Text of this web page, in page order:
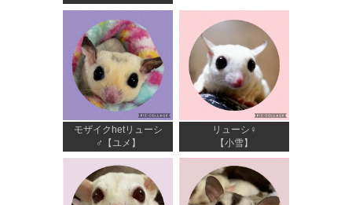
モザイクhetリューシ
♂【ユメ】
リューシ♀
【小雪】